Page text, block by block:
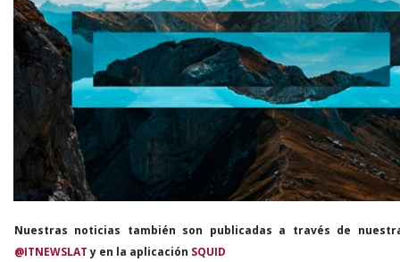
Nuestras noticias también son publicadas a través de
@ITNEWSLATy en la aplicación SQUID